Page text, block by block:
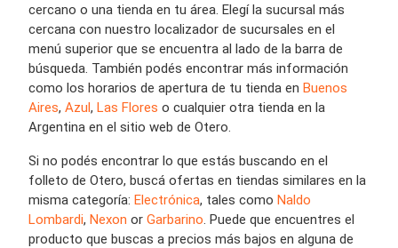
cercano o una tienda en tu área. Elegí la sucursal más
cercana con nuestro localizador de sucursales en el
menú superior que se encuentra al lado de la barra de
búsqueda. También podés encontrar más información
como los horarios de apertura de tu tienda en Buenos
Aires, Azul, Las Flores o cualquier otra tienda en la
Argentina en el sitio web de Otero.
Si no podés encontrar lo que estás buscando en el
folleto de Otero, buscá ofertas en tiendas similares en la
misma categoría: Electrónica, tales como Naldo
Lombardi, Nexon or Garbarino. Puede que encuentres el
producto que buscas a precios más bajos en alguna de